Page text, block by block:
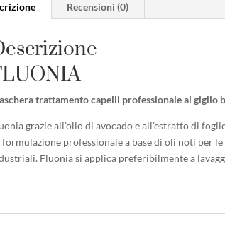
Recensioni (0)
trattamento capelli professionale al giglio
grazie all’olio di avocado e all’estratto di
formulazione professionale a base di oli noti
Fluonia si applica preferibilmente a